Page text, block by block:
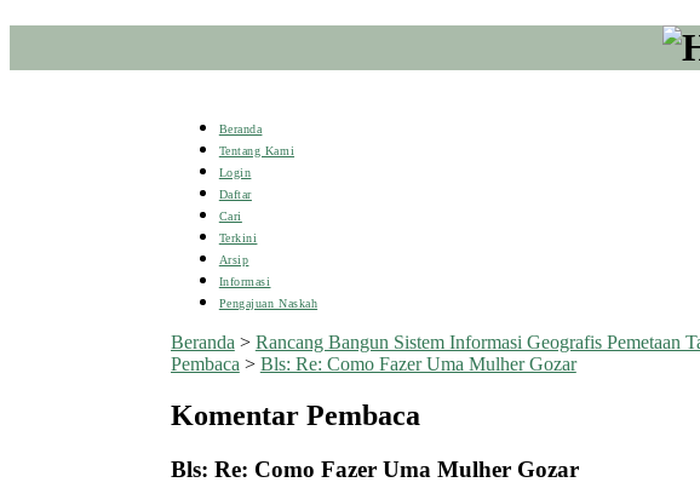
Beranda
Tentang Kami
Login
Daftar
Cari
Terkini
Arsip
Informasi
Pengajuan Naskah
Beranda > Rancang Bangun Sistem Informasi Geografis Pemetaan
Pembaca > Bls: Re: Como Fazer Uma Mulher Gozar
Komentar Pembaca
Bls: Re: Como Fazer Uma Mulher Gozar